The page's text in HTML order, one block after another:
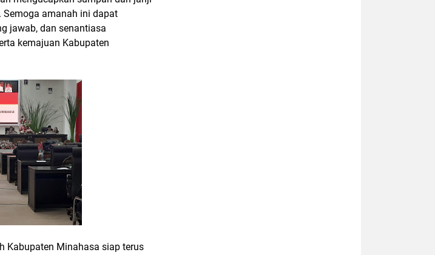
Semoga amanah ini dapat
jawab, dan senantiasa
kemajuan Kabupaten
Kabupaten Minahasa siap terus